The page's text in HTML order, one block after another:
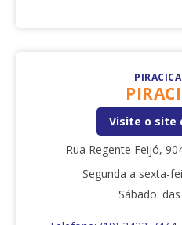
Visite o site
Rua Regente Feijó,
Segunda a sexta-
Sábado: